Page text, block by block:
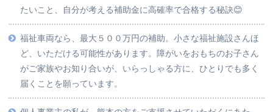
たいこと、自分が考える補助金に高確率で合格する秘訣😊
福祉車両なら、最大５００万円の補助。小さな福祉施設さんほ
ど、いただける可能性があります。障がいをおもちのお子さん
がご家族やお知り合いが、いらっしゃる方に、ひとりでも多く
届くことを願っています。